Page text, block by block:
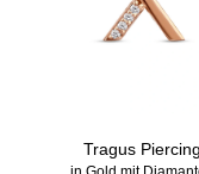
Tragus Piercing